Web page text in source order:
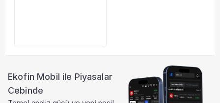
Ekofin Mobil ile Piyasalar
Cebinde